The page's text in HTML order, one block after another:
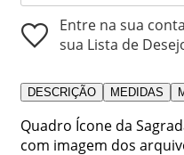
Entre na sua
sua Lista de
DESCRIÇÃO MEDIDAS
Quadro Ícone da
com imagem dos